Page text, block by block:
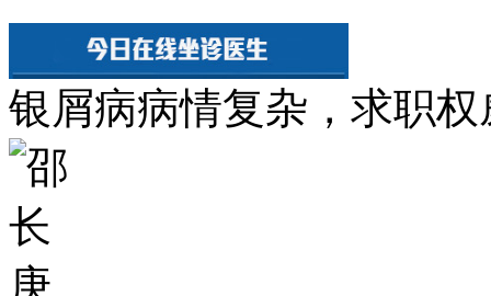
银屑病病情复杂，求职